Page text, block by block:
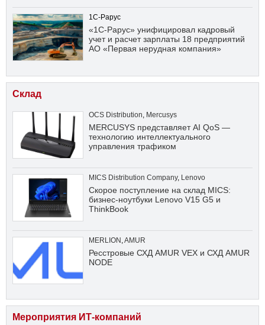
1С-Рарус
«1С-Рарус» унифицировал кадровый
учет и расчет зарплаты 18 предприятий
АО «Первая нерудная компания»
Склад
OCS Distribution Mercusys
MERCUSYS представляет AI QoS —
технологию интеллектуального
управления трафиком
MICS Distribution Company, Lenovo
Скорое поступление на склад MICS:
бизнес-ноутбуки Lenovo V15 G5 и
ThinkBook
MERLION AMUR
Ресстровые СХД AMUR VEX и СХД AMUR
NODE
Мероприятия ИТ-компаний